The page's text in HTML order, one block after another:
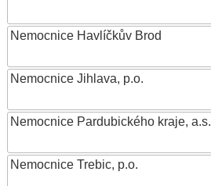
Nemocnice Havlíčkův Brod
Nemocnice Jihlava, p.o.
Nemocnice Pardubického kraje, a.s.
Nemocnice Trebic, p.o.